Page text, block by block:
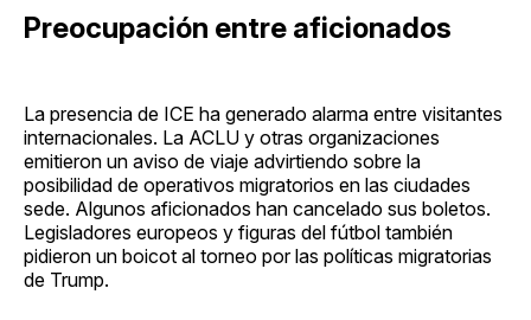
Preocupación entre aficionados
La presencia de ICE ha generado alarma entre visitantes
internacionales. La ACLU y otras organizaciones
emitieron un aviso de viaje advirtiendo sobre la
posibilidad de operativos migratorios en las ciudades
sede. Algunos aficionados han cancelado sus boletos.
Legisladores europeos y figuras del fútbol también
pidieron un boicot al torneo por las políticas migratorias
de Trump.